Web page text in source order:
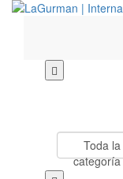
Toda la
categoría